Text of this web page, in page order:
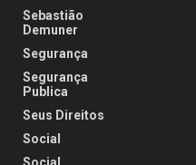
Sebastião
Demuner
Segurança
Segurança
Publica
Seus Direitos
Social
Social